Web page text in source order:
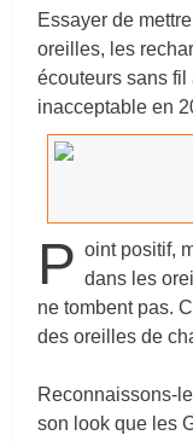
Essayer de
oreilles, les
écouteurs sans fil
inacceptable en
P oint positif,
dans les
ne tombent pas.
des oreilles de
Reconnaissons-
son look que les